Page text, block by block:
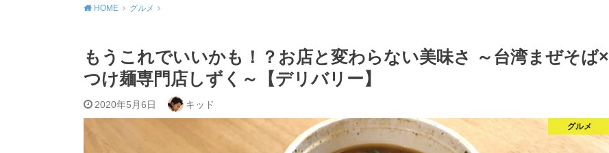
HOME グルメ
もうこれでいいかも！？お店と変わらない美味さ ～台湾まぜそば×
つけ麺専門店しずく～【デリバリー】
2020年5月6日 キッド
グルメ